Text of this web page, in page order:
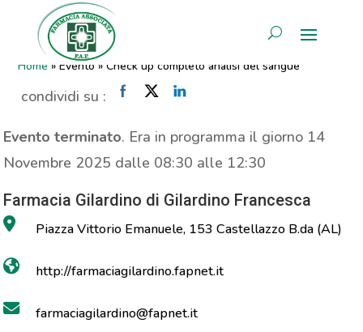
AREA RISERVATA
Check up completo analisi del
sangue
Home »Evento »Check up completo analisi del sangue
condividi su :
Evento terminato. Era in programma il giorno 14
Novembre 2025 dalle 08:30 alle 12:30
Farmacia Gilardino di Gilardino Francesca
Piazza Vittorio Emanuele, 153 Castellazzo B.da (AL)
http://farmaciagilardino.fapnet.it
farmaciagilardino@fapnet.it